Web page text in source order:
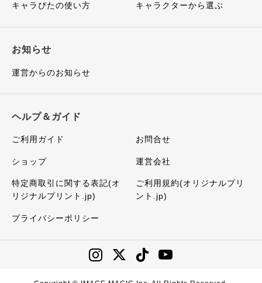
キャラぴたの使い方 キャラクターから選ぶ
お知らせ
運営からのお知らせ
ヘルプ＆ガイド
ご利用ガイド お問合せ
ショップ 運営会社
特定商取引に関する表記(オ
リジナルプリント.jp)
ご利用規約(オリジナルプリ
ント.jp)
プライバシーポリシー